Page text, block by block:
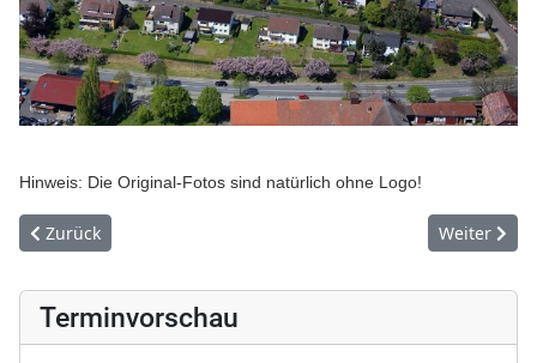
Hinweis: Die Original-Fotos sind natürlich ohne Logo!
Vorheriger Beitrag: TAS Tankstelle
Zurück Nächster
Weiter
Terminvorschau